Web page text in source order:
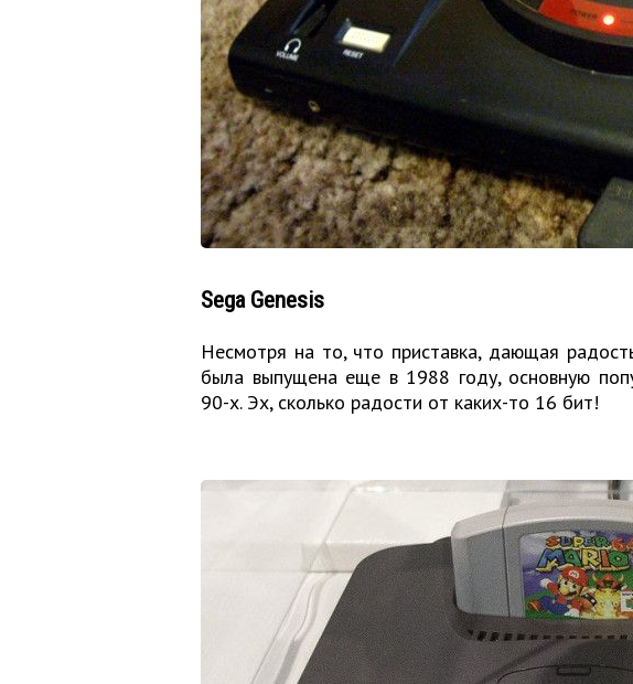
Sega Genesis
Несмотря на то, что приставка, дающая
была выпущена еще в 1988 году, основную
90-х. Эх, сколько радости от каких-то 16 бит!